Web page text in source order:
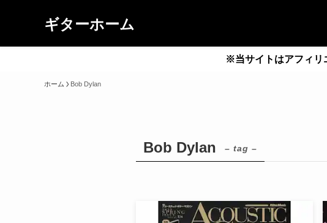
ギターホーム
※当サイトはアフィリ
ホーム Bob Dylan
Bob Dylan – tag –